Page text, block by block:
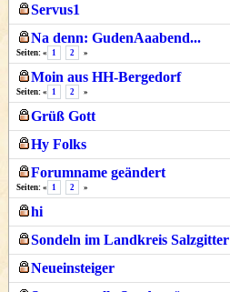
Servus1
Na denn: GudenAaabend...
Seiten: « 1 2 »
Moin aus HH-Bergedorf
Seiten: « 1 2 »
Grüß Gott
Hy Folks
Forumname geändert
Seiten: « 1 2 »
hi
Sondeln im Landkreis Salzgitter
Neueinsteiger